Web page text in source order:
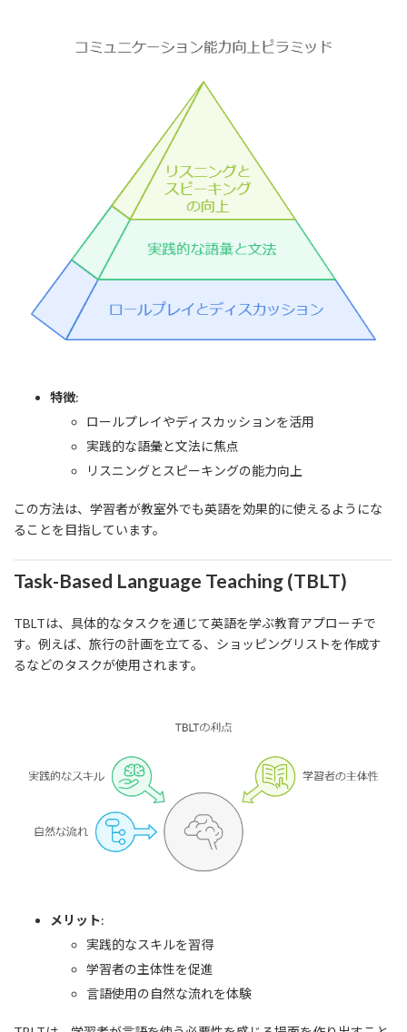
特徴:
ロールプレイやディスカッションを活用
実践的な語彙と文法に焦点
リスニングとスピーキングの能力向上
この方法は、学習者が教室外でも英語を効果的に使えるようにな
ることを目指しています。
Task-Based Language Teaching (TBLT)
TBLTは、具体的なタスクを通じて英語を学ぶ教育アプローチで
す。例えば、旅行の計画を立てる、ショッピングリストを作成す
るなどのタスクが使用されます。
メリット:
実践的なスキルを習得
学習者の主体性を促進
言語使用の自然な流れを体験